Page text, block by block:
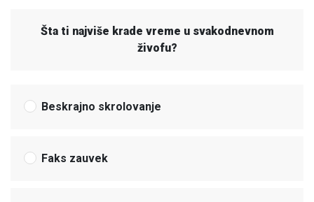
Šta ti najviše krade vreme u svakodnevnom
živofu?
Beskrajno skrolovanje
Faks zauvek